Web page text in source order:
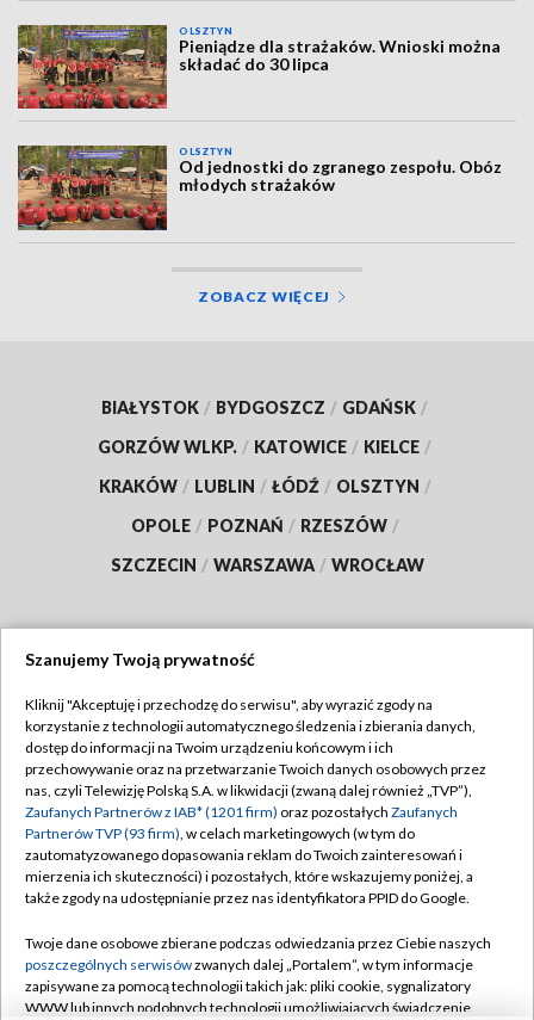
OLSZTYN
Pieniądze dla strażaków. Wnioski można
składać do 30 lipca
OLSZTYN
Od jednostki do zgranego zespołu. Obóz
młodych strażaków
ZOBACZ WIĘCEJ
BIAŁYSTOK / BYDGOSZCZ / GDAŃSK /
GORZÓW WLKP. / KATOWICE / KIELCE /
KRAKÓW / LUBLIN / ŁÓDŹ / OLSZTYN /
OPOLE / POZNAŃ / RZESZÓW /
SZCZECIN / WARSZAWA / WROCŁAW
TVP
Abonament TVP
Emisja w TVP
Centrum informacji TVP
Naziemna Telewizja Cyfrowa
Rada Programowa
System NOS
Regulamin TVP
Polityka prywatności
Moje zgody
Pomoc
Kontakt
Szanujemy Twoją prywatność
Kliknij "Akceptuję i przechodzę do serwisu", aby wyrazić zgody na
korzystanie z technologii automatycznego śledzenia i zbierania danych,
dostęp do informacji na Twoim urządzeniu końcowym i ich
przechowywanie oraz na przetwarzanie Twoich danych osobowych przez
nas, czyli Telewizję Polską S.A. w likwidacji (zwaną dalej również „TVP”),
Zaufanych Partnerów z IAB* (1201 firm) oraz pozostałych Zaufanych
Partnerów TVP (93 firm), w celach marketingowych (w tym do
zautomatyzowanego dopasowania reklam do Twoich zainteresowań i
mierzenia ich skuteczności) i pozostałych, które wskazujemy poniżej, a
także zgody na udostępnianie przez nas identyfikatora PPID do Google.
Twoje dane osobowe zbierane podczas odwiedzania przez Ciebie naszych
poszczególnych serwisówzwanych dalej „Portalem”, w tym informacje
zapisywane za pomocą technologii takich jak: pliki cookie, sygnalizatory
WWW lub innych podobnych technologii umożliwiających świadczenie